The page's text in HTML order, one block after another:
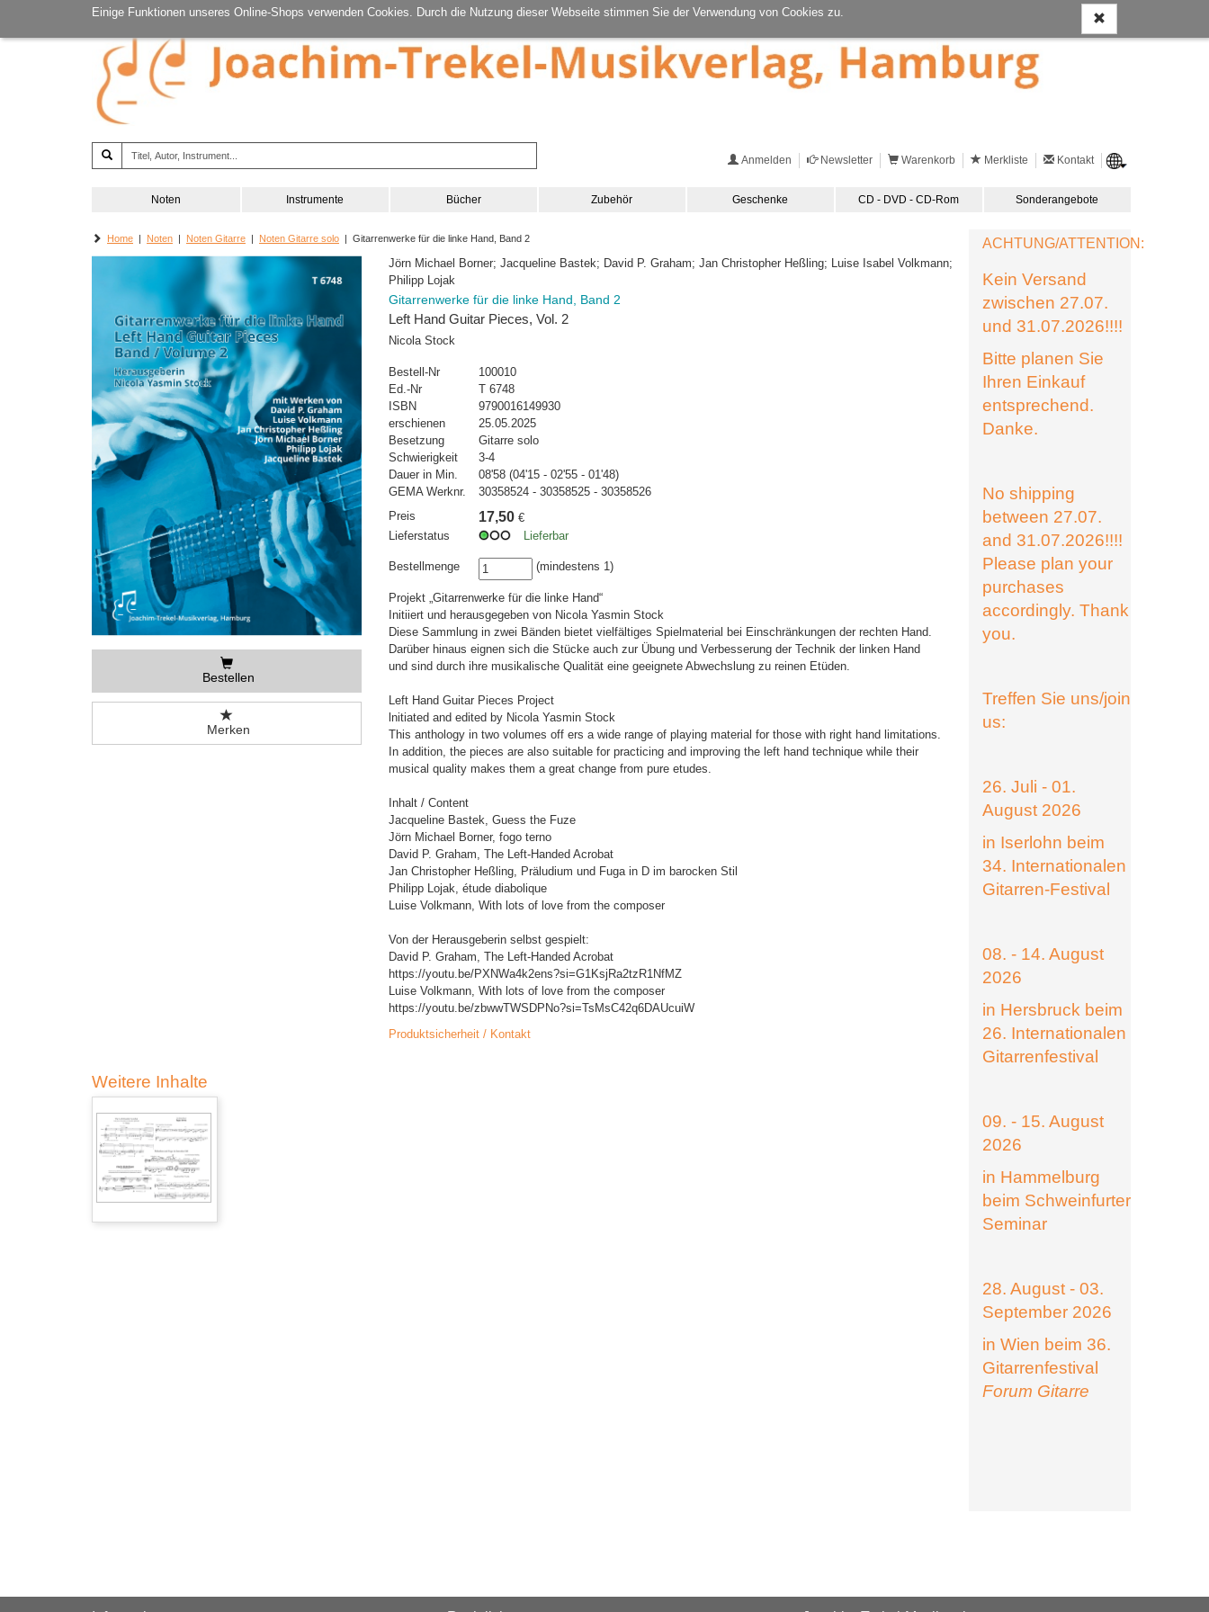
Einige Funktionen unseres Online-Shops verwenden Cookies. Durch die Nutzung dieser Webseite stimmen Sie der Verwendung von Cookies zu.
Anmelden Newsletter Warenkorb Merkliste Kontakt
Noten Instrumente Bücher Zubehör Geschenke CD - DVD - CD-Rom Sonderangebote
Home | Noten | Noten Gitarre | Noten Gitarre solo | Gitarrenwerke für die linke Hand, Band 2
Bestellen
Merken
Jörn Michael Borner; Jacqueline Bastek; David P. Graham; Jan Christopher Heßling; Luise Isabel Volkmann;
Philipp Lojak
Gitarrenwerke für die linke Hand, Band 2
Left Hand Guitar Pieces, Vol. 2
Nicola Stock
Bestell-Nr
100010
Ed.-Nr
T 6748
ISBN
9790016149930
erschienen
25.05.2025
Besetzung
Gitarre solo
Schwierigkeit
3-4
Dauer in Min.
08'58 (04'15 - 02'55 - 01'48)
GEMA Werknr.
30358524 - 30358525 - 30358526
Preis
17,50 €
Lieferstatus
Lieferbar
Bestellmenge (mindestens 1)
Projekt „Gitarrenwerke für die linke Hand“
Initiiert und herausgegeben von Nicola Yasmin Stock
Diese Sammlung in zwei Bänden bietet vielfältiges Spielmaterial bei Einschränkungen der rechten Hand.
Darüber hinaus eignen sich die Stücke auch zur Übung und Verbesserung der Technik der linken Hand
und sind durch ihre musikalische Qualität eine geeignete Abwechslung zu reinen Etüden.
Left Hand Guitar Pieces Project
lnitiated and edited by Nicola Yasmin Stock
This anthology in two volumes off ers a wide range of playing material for those with right hand limitations.
In addition, the pieces are also suitable for practicing and improving the left hand technique while their
musical quality makes them a great change from pure etudes.
Inhalt / Content
Jacqueline Bastek, Guess the Fuze
Jörn Michael Borner, fogo terno
David P. Graham, The Left-Handed Acrobat
Jan Christopher Heßling, Präludium und Fuga in D im barocken Stil
Philipp Lojak, étude diabolique
Luise Volkmann, With lots of love from the composer
Von der Herausgeberin selbst gespielt:
David P. Graham, The Left-Handed Acrobat
https://youtu.be/PXNWa4k2ens?si=G1KsjRa2tzR1NfMZ
Luise Volkmann, With lots of love from the composer
https://youtu.be/zbwwTWSDPNo?si=TsMsC42q6DAUcuiW
Produktsicherheit / Kontakt
Weitere Inhalte
ACHTUNG/ATTENTION:
Kein Versand
zwischen 27.07.
und 31.07.2026!!!!
Bitte planen Sie
Ihren Einkauf
entsprechend.
Danke.
No shipping
between 27.07.
and 31.07.2026!!!!
Please plan your
purchases
accordingly. Thank
you.
Treffen Sie uns/join
us:
26. Juli - 01.
August 2026
in Iserlohn beim
34. Internationalen
Gitarren-Festival
08. - 14. August
2026
in Hersbruck beim
26. Internationalen
Gitarrenfestival
09. - 15. August
2026
in Hammelburg
beim Schweinfurter
Seminar
28. August - 03.
September 2026
in Wien beim 36.
Gitarrenfestival
Forum Gitarre